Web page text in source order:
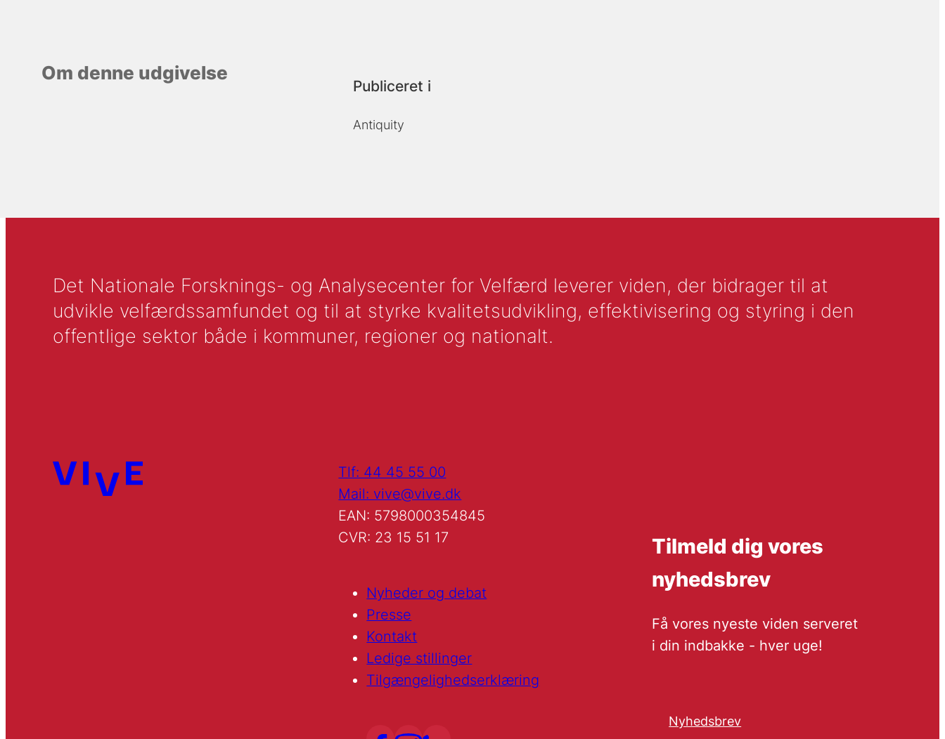
Om denne udgivelse
Publiceret i
Antiquity
Det Nationale Forsknings- og Analysecenter for Velfærd leverer viden, der bidrager til at
udvikle velfærdssamfundet og til at styrke kvalitetsudvikling, effektivisering og styring i den
offentlige sektor både i kommuner, regioner og nationalt.
Tlf: 44 45 55 00
Mail: vive@vive.dk
EAN: 5798000354845
CVR: 23 15 51 17
Nyheder og debat
Presse
Kontakt
Ledige stillinger
Tilgængelighedserklæring
Tilmeld dig vores
nyhedsbrev
Få vores nyeste viden serveret
i din indbakke - hver uge!
Nyhedsbrev